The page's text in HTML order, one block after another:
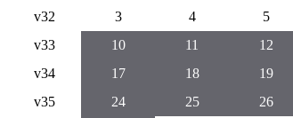
v32
3 4 5
v33
10 11 12
v34
17 18 19
v35
24 25 26